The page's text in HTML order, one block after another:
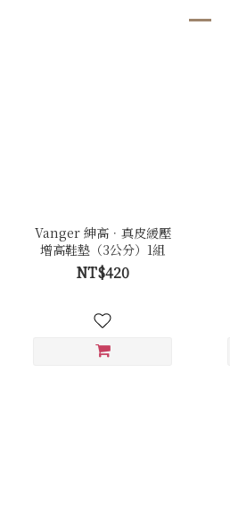
Vanger 紳高．真皮緩壓
增高鞋墊（3公分）1組
NT$420